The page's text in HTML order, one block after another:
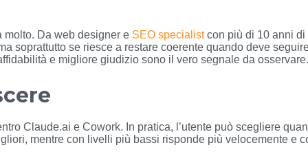
molto. Da web designer e SEO specialistcon più di 10 anni di
soprattutto se riesce a restare coerente quando deve
e migliore giudizio sono il vero segnale da osservare.
Claude.ai e Cowork. In pratica, l’utente può scegliere
mentre con livelli più bassi risponde più velocemente e